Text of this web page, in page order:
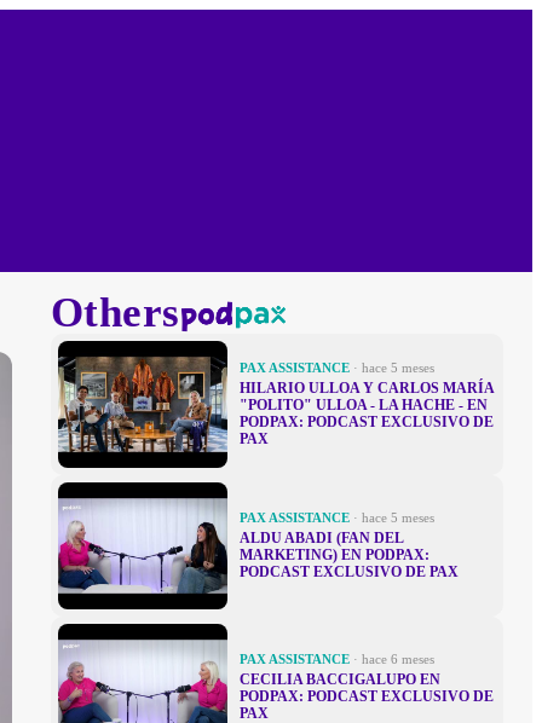
Others
PAX ASSISTANCE · hace 5 meses
HILARIO ULLOA Y CARLOS MARÍA
"POLITO" ULLOA - LA HACHE - EN
PODPAX: PODCAST EXCLUSIVO DE
PAX
PAX ASSISTANCE · hace 5 meses
ALDU ABADI (FAN DEL
MARKETING) EN PODPAX:
PODCAST EXCLUSIVO DE PAX
PAX ASSISTANCE · hace 6 meses
CECILIA BACCIGALUPO EN
PODPAX: PODCAST EXCLUSIVO DE
PAX